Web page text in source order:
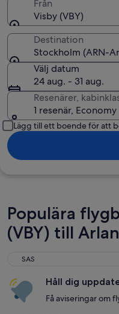
Från
Visby (VBY)
Destination
Stockholm (ARN-
Välj datum
24 aug. - 31 aug.
Resenärer,
1 resenär, Economy
Lägg till ett boende för att
Populära
(VBY) till
SAS
SAS
Håll dig
Få aviseringar om